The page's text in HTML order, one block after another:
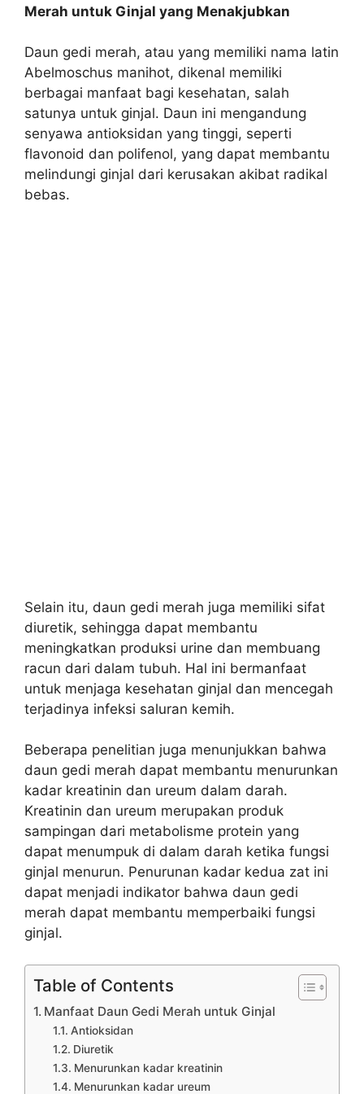
Merah untuk Ginjal yang Menakjubkan
Daun gedi merah, atau yang memiliki nama latin
Abelmoschus manihot, dikenal memiliki
berbagai manfaat bagi kesehatan, salah
satunya untuk ginjal. Daun ini mengandung
senyawa antioksidan yang tinggi, seperti
flavonoid dan polifenol, yang dapat membantu
melindungi ginjal dari kerusakan akibat radikal
bebas.
Selain itu, daun gedi merah juga memiliki sifat
diuretik, sehingga dapat membantu
meningkatkan produksi urine dan membuang
racun dari dalam tubuh. Hal ini bermanfaat
untuk menjaga kesehatan ginjal dan mencegah
terjadinya infeksi saluran kemih.
Beberapa penelitian juga menunjukkan bahwa
daun gedi merah dapat membantu menurunkan
kadar kreatinin dan ureum dalam darah.
Kreatinin dan ureum merupakan produk
sampingan dari metabolisme protein yang
dapat menumpuk di dalam darah ketika fungsi
ginjal menurun. Penurunan kadar kedua zat ini
dapat menjadi indikator bahwa daun gedi
merah dapat membantu memperbaiki fungsi
ginjal.
Table of Contents
Manfaat Daun Gedi Merah untuk Ginjal
Antioksidan
Diuretik
Menurunkan kadar kreatinin
Menurunkan kadar ureum